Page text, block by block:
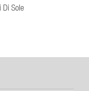
Sole